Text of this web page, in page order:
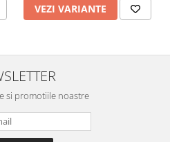
VEZI VARIANTE
si promotiile noastre